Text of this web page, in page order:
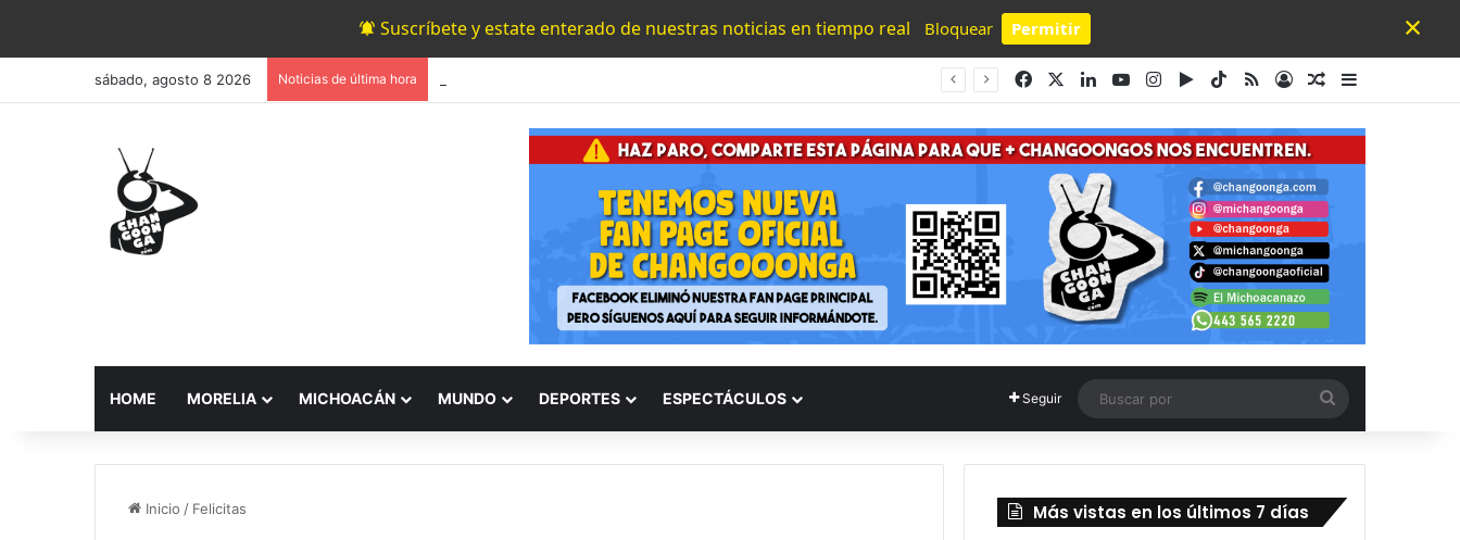
Suscríbete y estate enterado de nuestras noticias en tiempo real Bloquear Permitir
Powered by SendPulse
×
sábado, agosto 8 2026 Noticias de última hora FacebookLinkedInYouTubeInstagram
Google Play
TikTok
RSS AccesoPublicación al
HOME MORELIA MICHOACÁN MUNDO DEPORTES ESPECTÁCULOS Seguir
por
Inicio / Felicitas Más vistas en los últimos 7 días